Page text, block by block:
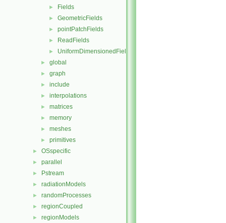
► Fields
► GeometricFields
► pointPatchFields
► ReadFields
► UniformDimensionedFields
► global
► graph
► include
► interpolations
► matrices
► memory
► meshes
► primitives
► OSspecific
► parallel
► Pstream
► radiationModels
► randomProcesses
► regionCoupled
► regionModels